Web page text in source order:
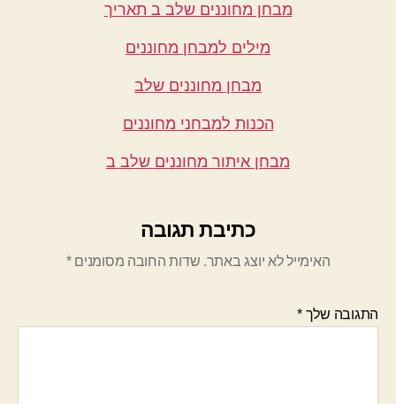
מבחן מחוננים שלב ב תאריך
מילים למבחן מחוננים
מבחן מחוננים שלב
הכנות למבחני מחוננים
מבחן איתור מחוננים שלב ב
כתיבת תגובה
האימייל לא יוצג באתר. שדות החובה מסומנים*
התגובה שלך*